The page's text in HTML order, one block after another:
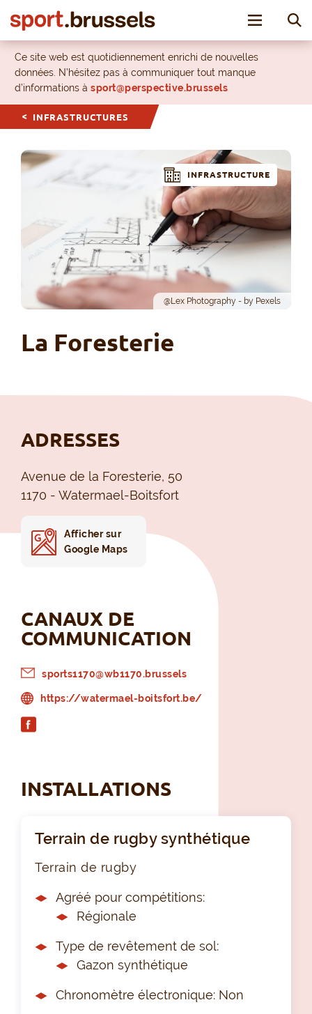
Toggle
Ce site web est quotidiennement enrichi de nouvelles
données. N’hésitez pas à communiquer tout manque
d’informations à sport@perspective.brussels
INFRASTRUCTURES
@Lex Photography - by Pexels
INFRASTRUCTURE
La Foresterie
ADRESSES
Avenue de la Foresterie, 50
1170 - Watermael-Boitsfort
Afficher sur
Google Maps
CANAUX DE
COMMUNICATION
sports1170@wb1170.brussels
https://watermael-boitsfort.be/
INSTALLATIONS
Terrain de rugby synthétique
Terrain de rugby
Agréé pour compétitions:
Régionale
Type de revêtement de sol:
Gazon synthétique
Chronomètre électronique: Non